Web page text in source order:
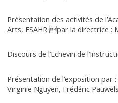
Présentation des activités de
Arts, ESAHR par la directrice :
Discours de l’Echevin de
Présentation de l’exposition par
Virginie Nguyen, Frédéric